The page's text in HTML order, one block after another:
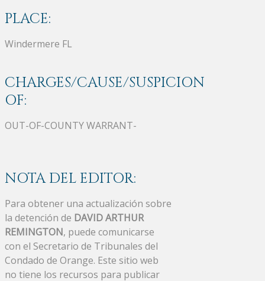
PLACE:
Windermere FL
CHARGES/CAUSE/SUSPICION
OF:
OUT-OF-COUNTY WARRANT-
NOTA DEL EDITOR:
Para obtener una actualización sobre
la detención de DAVID ARTHUR
REMINGTON, puede comunicarse
con el Secretario de Tribunales del
Condado de Orange. Este sitio web
no tiene los recursos para publicar